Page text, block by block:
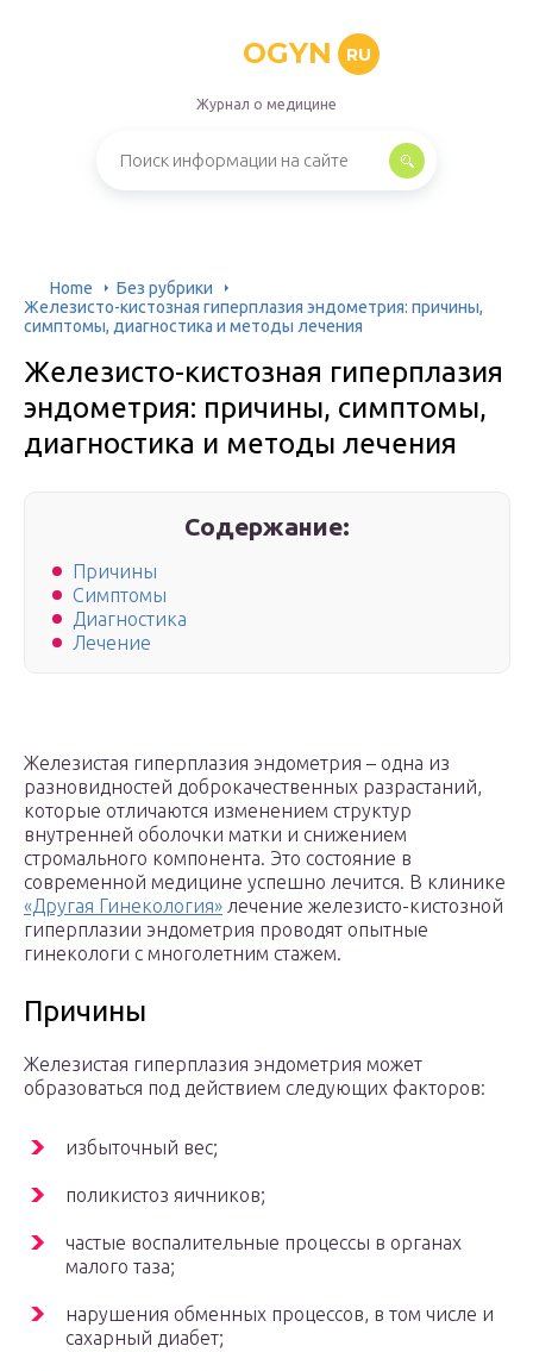
OGYN RU
Журнал о медицине
Home
Без рубрики
Железисто-кистозная гиперплазия эндометрия: причины,
симптомы, диагностика и методы лечения
Железисто-кистозная гиперплазия
эндометрия: причины, симптомы,
диагностика и методы лечения
Содержание:
Причины
Симптомы
Диагностика
Лечение
Железистая гиперплазия эндометрия – одна из
разновидностей доброкачественных разрастаний,
которые отличаются изменением структур
внутренней оболочки матки и снижением
стромального компонента. Это состояние в
современной медицине успешно лечится. В клинике
«Другая Гинекология» лечение железисто-кистозной
гиперплазии эндометрия проводят опытные
гинекологи с многолетним стажем.
Причины
Железистая гиперплазия эндометрия может
образоваться под действием следующих факторов:
избыточный вес;
поликистоз яичников;
частые воспалительные процессы в органах
малого таза;
нарушения обменных процессов, в том числе и
сахарный диабет;